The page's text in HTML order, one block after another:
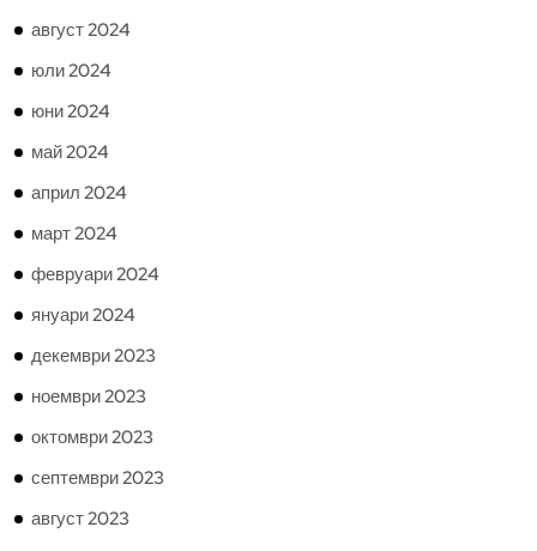
август 2024
юли 2024
юни 2024
май 2024
април 2024
март 2024
февруари 2024
януари 2024
декември 2023
ноември 2023
октомври 2023
септември 2023
август 2023